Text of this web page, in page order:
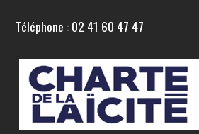
Téléphone : 02 41 60 47 47